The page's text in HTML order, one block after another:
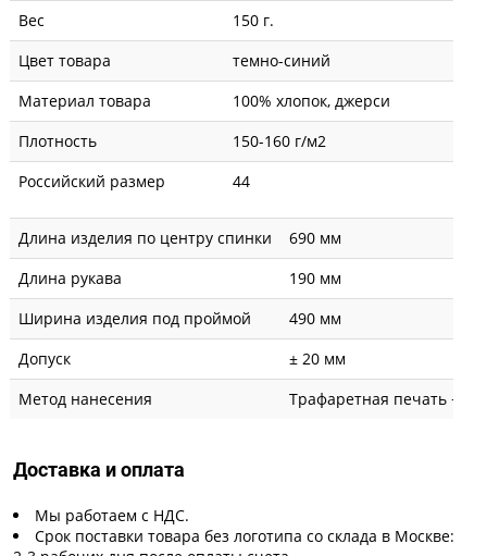
Вес
150 г.
Цвет товара
темно-синий
Материал товара
100% хлопок, джерси
Плотность
150-160 г/м2
Российский размер
44
Длина изделия по центру спинки
690 мм
Длина рукава
190 мм
Ширина изделия под проймой
490 мм
Допуск
± 20 мм
Метод нанесения
Трафаретная печать +
Доставка и оплата
Мы работаем с НДС.
Срок поставки товара без логотипа со склада в Москве: